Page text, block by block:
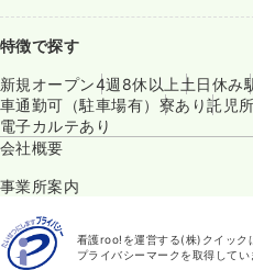
特徴で探す
新規オープン4週8休以上 土日休み
車通勤可（駐車場有） 寮あり託児
電子カルテあり
会社概要
事業所案内
看護roo!を運営する(株)クイック
プライバシーマークを取得してい